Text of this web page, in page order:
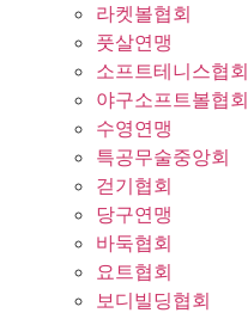
라켓볼협회
풋살연맹
소프트테니스협회
야구소프트볼협회
수영연맹
특공무술중앙회
걷기협회
당구연맹
바둑협회
요트협회
보디빌딩협회